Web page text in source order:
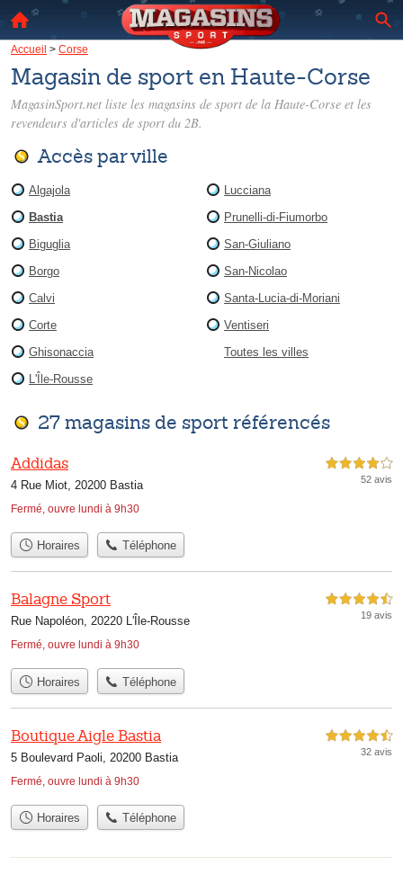
Accueil > Corse
Magasin de sport en Haute-Corse
MagasinSport.net liste les magasins de sport de la Haute-Corse et les
revendeurs d'articles de sport du 2B.
Accès par ville
Algajola
Bastia
Biguglia
Borgo
Calvi
Corte
Ghisonaccia
L'Île-Rousse
Lucciana
Prunelli-di-Fiumorbo
San-Giuliano
San-Nicolao
Santa-Lucia-di-Moriani
Ventiseri
Toutes les villes
27 magasins de sport référencés
Addidas
4 Rue Miot, 20200 Bastia
Fermé, ouvre lundi à 9h30
4,0 étoiles sur 5
52 avis
Horaires Téléphone
Balagne Sport
Rue Napoléon, 20220 L'Île-Rousse
Fermé, ouvre lundi à 9h30
4,5 étoiles sur 5
19 avis
Horaires Téléphone
Boutique Aigle Bastia
5 Boulevard Paoli, 20200 Bastia
Fermé, ouvre lundi à 9h30
4,5 étoiles sur 5
32 avis
Horaires Téléphone